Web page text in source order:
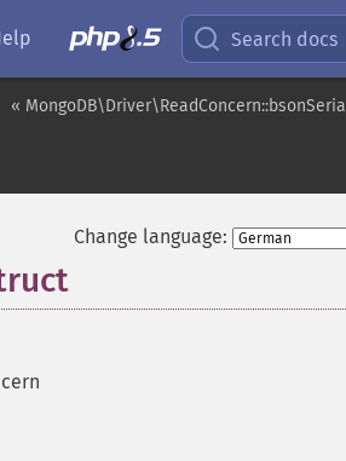
Search docs
«
Change language: